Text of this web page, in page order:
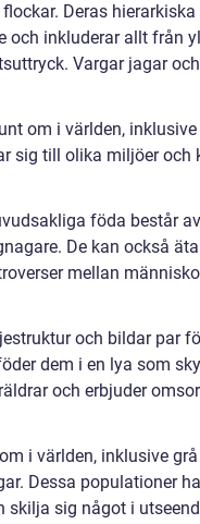
Deras
och inkluderar allt från
Vargar jagar och
om i världen, inklusive
sig till olika miljöer och
föda består av
De kan också
mellan
och bildar par
dem i en lya som
och erbjuder
i världen, inklusive grå
Dessa populationer
sig något i